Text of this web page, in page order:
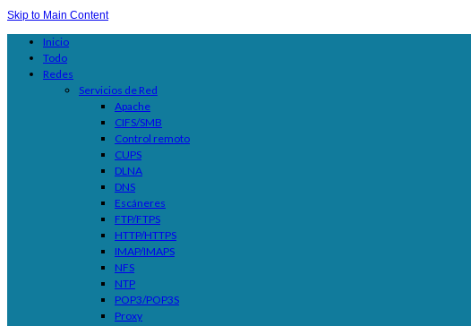
Skip to Main Content
Inicio
Todo
Redes
Servicios de Red
Apache
CIFS/SMB
Control remoto
CUPS
DLNA
DNS
Escáneres
FTP/FTPS
HTTP/HTTPS
IMAP/IMAPS
NFS
NTP
POP3/POP3S
Proxy